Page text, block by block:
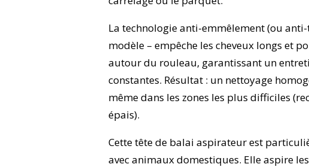
La technologie anti-emmêlement (ou
modèle – empêche les cheveux longs et
autour du rouleau, garantissant un
constantes. Résultat : un nettoyage
même dans les zones les plus difficiles
épais).
Cette tête de balai aspirateur est
avec animaux domestiques. Elle aspire